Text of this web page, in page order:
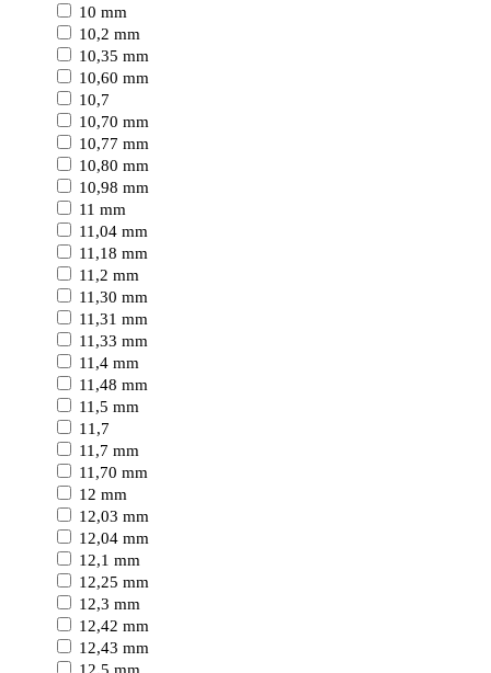
10 mm
10,2 mm
10,35 mm
10,60 mm
10,7
10,70 mm
10,77 mm
10,80 mm
10,98 mm
11 mm
11,04 mm
11,18 mm
11,2 mm
11,30 mm
11,31 mm
11,33 mm
11,4 mm
11,48 mm
11,5 mm
11,7
11,7 mm
11,70 mm
12 mm
12,03 mm
12,04 mm
12,1 mm
12,25 mm
12,3 mm
12,42 mm
12,43 mm